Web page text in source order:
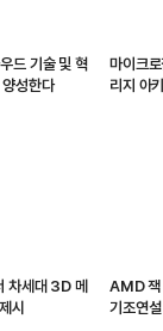
드 기술 및 혁
성한다
마이크
리지 아
세대 3D 메
시
AMD 잭
기조연